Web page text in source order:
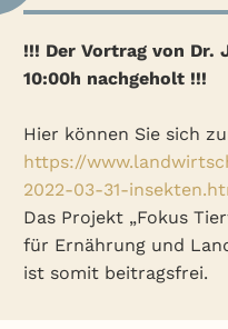
!!! Der Vortrag von Dr.
10:00h nachgeholt !!!
Hier können Sie sich
https://
2022-03-31-
Das Projekt „Fokus
für Ernährung und
ist somit beitragsfrei.